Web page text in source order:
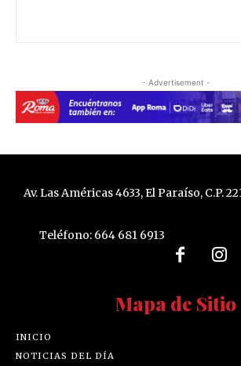
- Advertisement -
Av. Las Américas 4633, El Paraíso, C.P.
Teléfono: 664 681 6913
Mapa de Sitio
INICIO
NOTICIAS DEL DÍA